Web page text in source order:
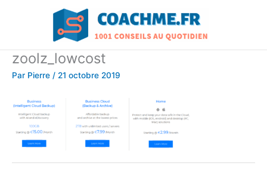
zoolz_lowcost
Par Pierre / 21 octobre 2019